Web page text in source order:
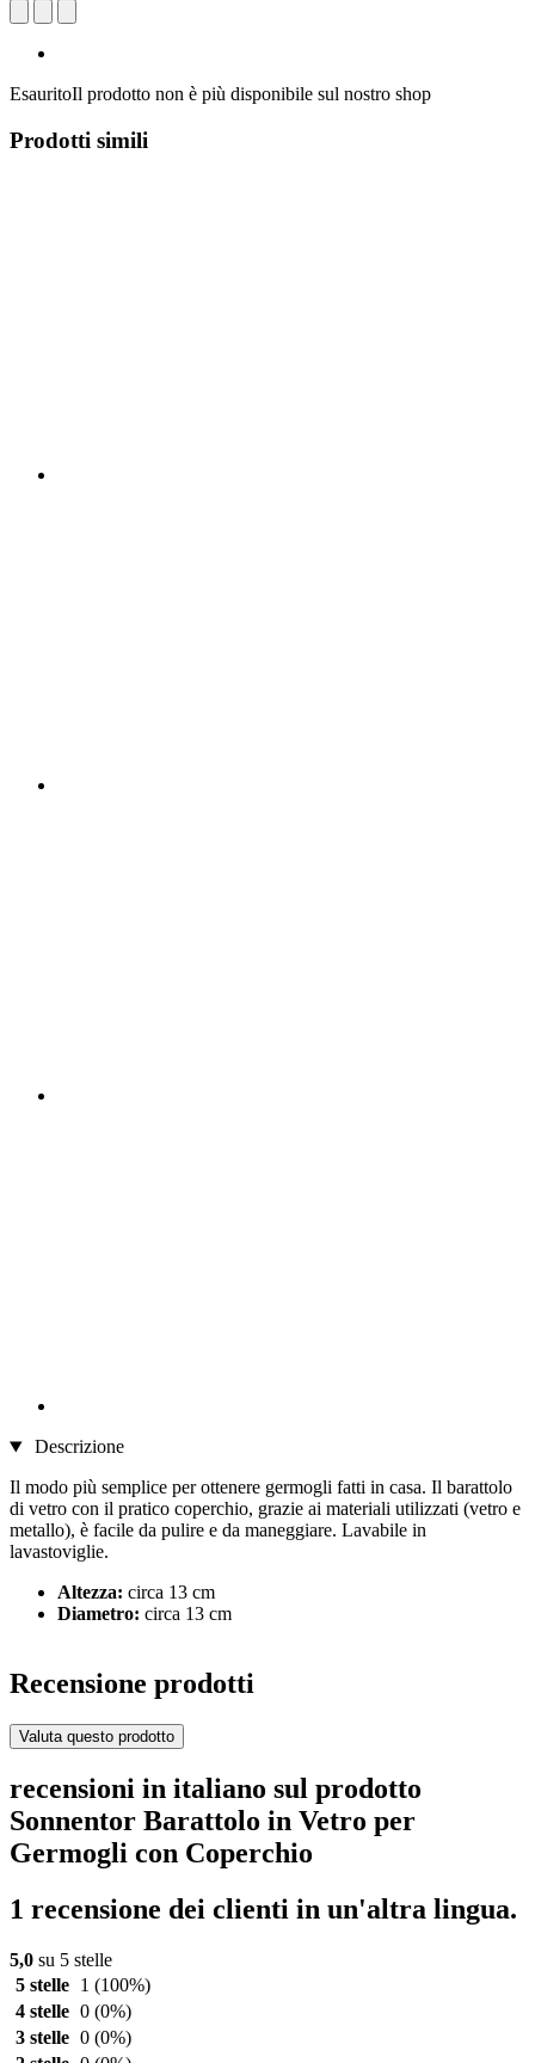
EsauritoIl prodotto non è più disponibile sul nostro shop
Prodotti simili
Descrizione
Il modo più semplice per ottenere germogli fatti in casa. Il barattolo
di vetro con il pratico coperchio, grazie ai materiali utilizzati (vetro e
metallo), è facile da pulire e da maneggiare. Lavabile in
lavastoviglie.
Altezza: circa 13 cm
Diametro: circa 13 cm
Recensione prodotti
Valuta questo prodotto
recensioni in italiano sul prodotto
Sonnentor Barattolo in Vetro per
Germogli con Coperchio
1 recensione dei clienti in un'altra lingua.
5,0 su 5 stelle
5 stelle
1 (100%)
4 stelle 0 (0%)
3 stelle 0 (0%)